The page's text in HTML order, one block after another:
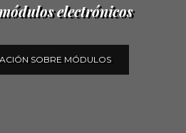
electrónicos
SOBRE MÓDULOS